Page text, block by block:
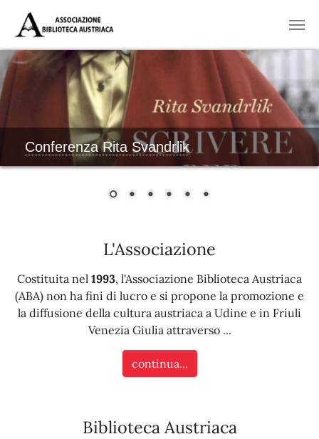
Conferenza Rita Svandrlik
L'Associazione
Costituita nel 1993, l'Associazione Biblioteca Austriaca
(ABA) non ha fini di lucro e si propone la promozione e
la diffusione della cultura austriaca a Udine e in Friuli
Venezia Giulia attraverso ...
continua...
Biblioteca Austriaca